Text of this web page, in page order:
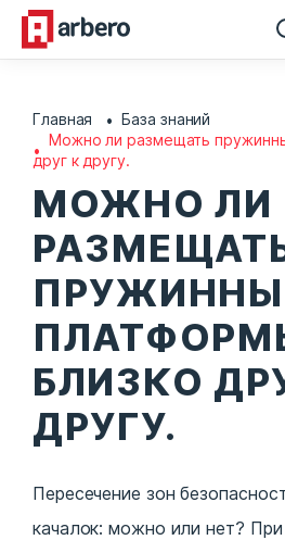
Главная
База знаний
Можно ли размещать
друг к другу.
МОЖНО ЛИ
БЛИЗКО
ДРУГУ.
Пересечение зон
качалок: можно или нет? При